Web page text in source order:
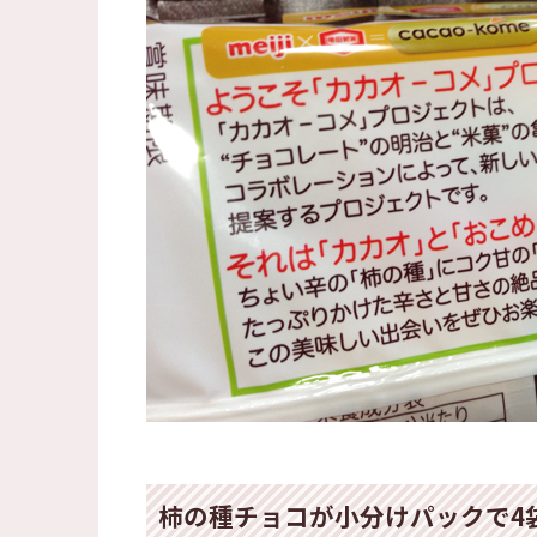
柿の種チョコが小分けパックで4